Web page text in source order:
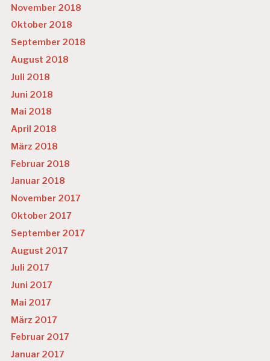
November 2018
Oktober 2018
September 2018
August 2018
Juli 2018
Juni 2018
Mai 2018
April 2018
März 2018
Februar 2018
Januar 2018
November 2017
Oktober 2017
September 2017
August 2017
Juli 2017
Juni 2017
Mai 2017
März 2017
Februar 2017
Januar 2017